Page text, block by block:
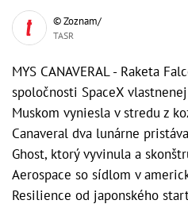
© Zoznam/
TASR
MYS CANAVERAL - Raketa
spoločnosti SpaceX
Muskom vyniesla v stredu z
Canaveral dva lunárne
Ghost, ktorý vyvinula a
Aerospace so sídlom v
Resilience od japonského